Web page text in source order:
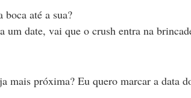
até a sua?
um date, vai que o crush entra na
mais próxima? Eu quero marcar a data